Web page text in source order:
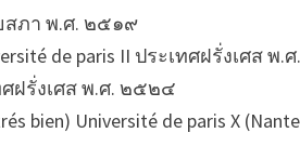
ภา พ.ศ. ๒๕๑๙
de paris II ประเทศฝรั่งเศส พ.
ศฝรั่งเศส พ.ศ. ๒๕๒๔
bien) Université de paris X